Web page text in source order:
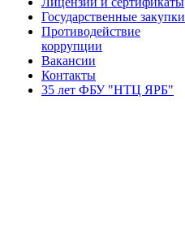
Государственные закупки
Противодействие
коррупции
Вакансии
Контакты
35 лет ФБУ "НТЦ ЯРБ"